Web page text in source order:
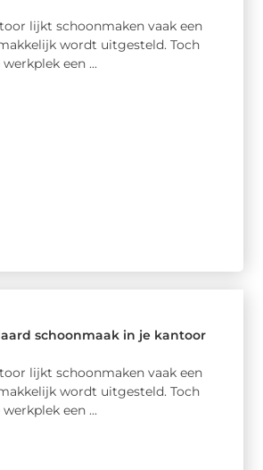
lijkt schoonmaken vaak een
wordt uitgesteld. Toch
een ...
schoonmaak in je kantoor
lijkt schoonmaken vaak een
wordt uitgesteld. Toch
een ...